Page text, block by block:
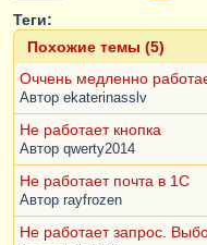
Рисунок =
ки. Файл.Получить
//записываем новый
НовыйФайлКартинки.
//устанавливаем
Справочника
ФайлРисунка
КонецПроцедуры
Теги:
Похожие темы (5)
Оччень медленно
Автор ekaterinasslv
Не работает кнопка
Автор qwerty2014
Не работает почта в 1С
Автор rayfrozen
Не работает запрос.